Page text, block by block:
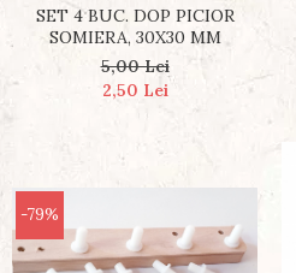
SET 4 BUC. DOP PICIOR
SOMIERA, 30X30 MM
5,00 Lei
2,50 Lei
-79%